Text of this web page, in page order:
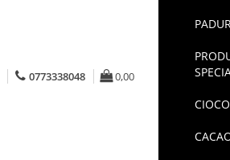
0773338048 0,00